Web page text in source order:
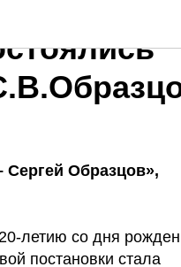
Сергей Образцов»,
летию со дня
постановки стала